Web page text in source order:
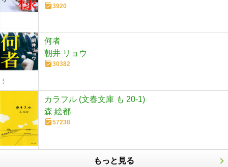
3920
何者
朝井 リョウ
30382
カラフル (文春文庫 も 20-1)
森 絵都
57238
もっと見る